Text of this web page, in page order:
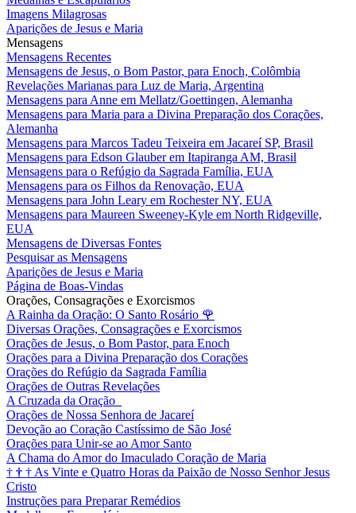
Imagens Milagrosas
Aparições de Jesus e Maria
Mensagens
Mensagens Recentes
Mensagens de Jesus, o Bom Pastor, para Enoch, Colômbia
Revelações Marianas para Luz de Maria, Argentina
Mensagens para Anne em Mellatz/Goettingen, Alemanha
Mensagens para Maria para a Divina Preparação dos Corações,
Alemanha
Mensagens para Marcos Tadeu Teixeira em Jacareí SP, Brasil
Mensagens para Edson Glauber em Itapiranga AM, Brasil
Mensagens para o Refúgio da Sagrada Família, EUA
Mensagens para os Filhos da Renovação, EUA
Mensagens para John Leary em Rochester NY, EUA
Mensagens para Maureen Sweeney-Kyle em North Ridgeville,
EUA
Mensagens de Diversas Fontes
Pesquisar as Mensagens
Aparições de Jesus e Maria
Página de Boas-Vindas
Orações, Consagrações e Exorcismos
A Rainha da Oração: O Santo Rosário 🌹
Diversas Orações, Consagrações e Exorcismos
Orações de Jesus, o Bom Pastor, para Enoch
Orações para a Divina Preparação dos Corações
Orações do Refúgio da Sagrada Família
Orações de Outras Revelações
A Cruzada da Oração
Orações de Nossa Senhora de Jacareí
Devoção ao Coração Castíssimo de São José
Orações para Unir-se ao Amor Santo
A Chama do Amor do Imaculado Coração de Maria
† † † As Vinte e Quatro Horas da Paixão de Nosso Senhor Jesus
Cristo
Instruções para Preparar Remédios